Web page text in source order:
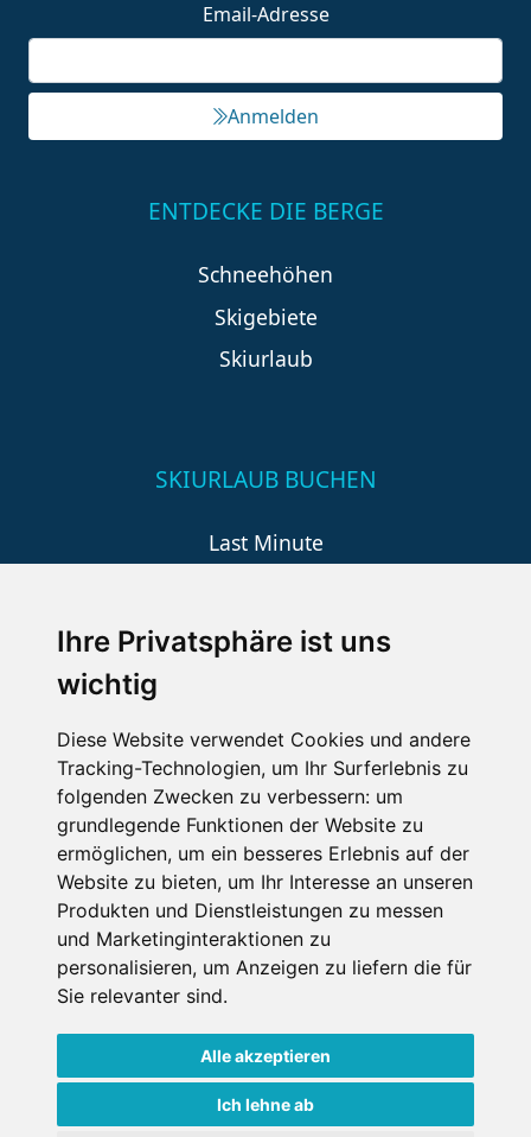
Ihre Privatsphäre ist uns
wichtig
Diese Website verwendet Cookies und andere
Tracking-Technologien, um Ihr Surferlebnis zu
folgenden Zwecken zu verbessern: um
grundlegende Funktionen der Website zu
ermöglichen, um ein besseres Erlebnis auf der
Website zu bieten, um Ihr Interesse an unseren
Produkten und Dienstleistungen zu messen
und Marketinginteraktionen zu
personalisieren, um Anzeigen zu liefern die für
Sie relevanter sind.
Alle akzeptieren
Ich lehne ab
Email-Adresse
Anmelden
ENTDECKE DIE BERGE
Schneehöhen
Skigebiete
Skiurlaub
SKIURLAUB BUCHEN
Last Minute
Wellness
SCHNEEHÖHEN SKI APP
Die Schneehoehen Ski APP für iOS und Android - Ein
Muss für alle Wintersportler und Schneefreaks!
Impressum
Datenschutz
Nutzungsbedingungen
Kontakt